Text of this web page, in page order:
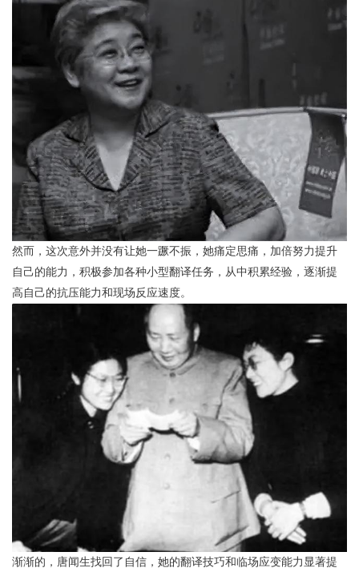
然而，这次意外并没有让她一蹶不振，她痛定思痛，加倍努力提升
自己的能力，积极参加各种小型翻译任务，从中积累经验，逐渐提
高自己的抗压能力和现场反应速度。
渐渐的，唐闻生找回了自信，她的翻译技巧和临场应变能力显著提